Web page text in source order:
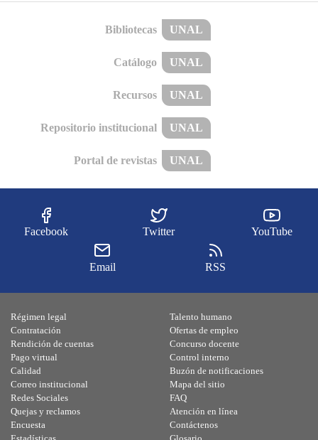
Bibliotecas UNAL
Catálogo UNAL
Recursos UNAL
Repositorio institucional UNAL
Portal de revistas UNAL
Facebook Twitter YouTube
Email RSS
Régimen legal
Contratación
Rendición de cuentas
Pago virtual
Calidad
Talento humano
Ofertas de empleo
Concurso docente
Control interno
Buzón de notificaciones
Correo institucional
Redes Sociales
Quejas y reclamos
Encuesta
Mapa del sitio
FAQ
Atención en línea
Contáctenos